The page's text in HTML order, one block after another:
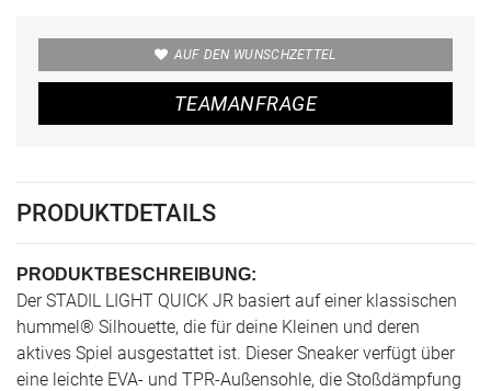
AUF DEN WUNSCHZETTEL
TEAMANFRAGE
PRODUKTDETAILS
PRODUKTBESCHREIBUNG:
Der STADIL LIGHT QUICK JR basiert auf einer klassischen
hummel® Silhouette, die für deine Kleinen und deren
aktives Spiel ausgestattet ist. Dieser Sneaker verfügt über
eine leichte EVA- und TPR-Außensohle, die Stoßdämpfung